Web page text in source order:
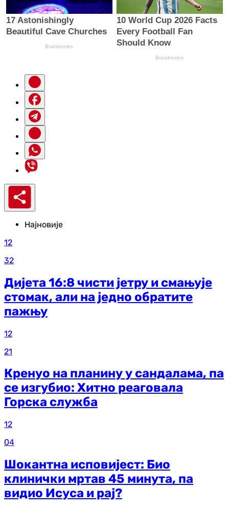
Најновије
12
32
Дијета 16:8 чисти јетру и смањује
стомак, али на једно обратите
пажњу
12
21
Кренуо на планину у сандалама, па
се изгубио: Хитно реаговала
Горска служба
12
04
Шокантна исповијест: Био
клинички мртав 45 минута, па
видио Исуса и рај?